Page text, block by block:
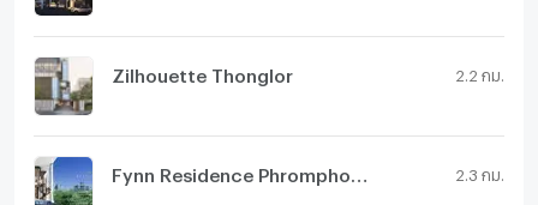
Zilhouette Thonglor 2.2 กม.
2.3 กม.